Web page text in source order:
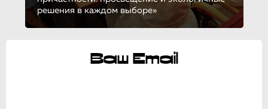
решения в каждом выборе»
Ваш Email